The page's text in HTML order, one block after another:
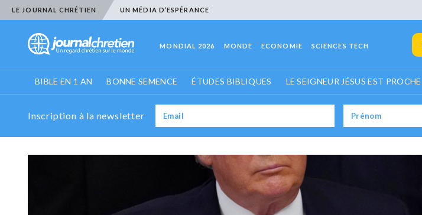
LE JOURNAL CHRÉTIEN UN MÉDIA D’ESPÉRANCE
MONDIAL 2026 MONDE ECONOMIE SCIENCES TECH
BIBLE EN 1 AN BONNE SEMENCE ÉTUDES BIBLIQUES LE SEIGNEUR JÉSUS EST PROCHE
Inscription à la newsletter